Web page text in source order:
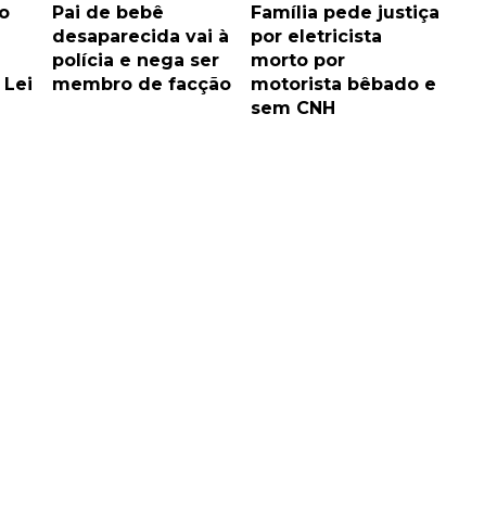
Pai de bebê
desaparecida vai à
polícia e nega ser
membro de facção
Família pede justiça
por eletricista
morto por
motorista bêbado e
sem CNH